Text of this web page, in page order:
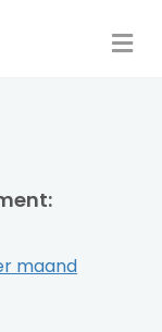
maand